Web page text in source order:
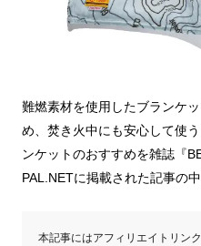
難燃素材を使用したブランケ
め、焚き火中にも安心して使
ンケットのおすすめを雑誌『
PAL.NETに掲載された記事の
本記事にはアフィリエイトリン